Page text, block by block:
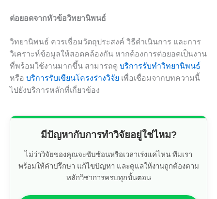
ต่อยอดจากหัวข้อวิทยานิพนธ์
วิทยานิพนธ์ ควรเชื่อมวัตถุประสงค์ วิธีดำเนินการ และการ
วิเคราะห์ข้อมูลให้สอดคล้องกัน หากต้องการต่อยอดเป็นงาน
ที่พร้อมใช้งานมากขึ้น สามารถดู บริการรับทำวิทยานิพนธ์
หรือ บริการรับเขียนโครงร่างวิจัย เพื่อเชื่อมจากบทความนี้
ไปยังบริการหลักที่เกี่ยวข้อง
มีปัญหากับการทำวิจัยอยู่ใช่ไหม?
ไม่ว่าวิจัยของคุณจะซับซ้อนหรือเวลาเร่งแค่ไหน ทีมเรา
พร้อมให้คำปรึกษา แก้ไขปัญหา และดูแลให้งานถูกต้องตาม
หลักวิชาการครบทุกขั้นตอน